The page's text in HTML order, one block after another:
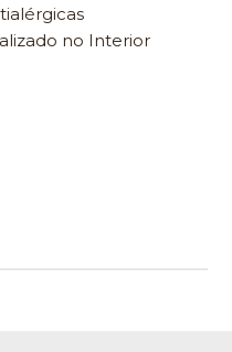
no Interior